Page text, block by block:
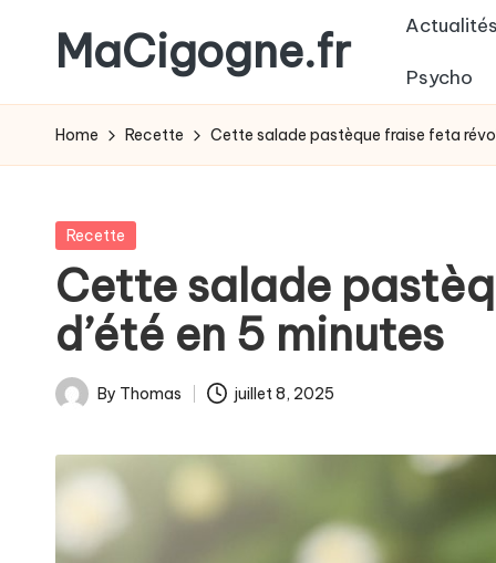
content
MaCigogne.fr
magazine
des
parents
Actualités
Psycho
Home Recette Cette salade pastèque fraise feta
Posted
Recette
Cette salade
d’été en 5 minutes
Posted
By Thomas juillet 8, 2025